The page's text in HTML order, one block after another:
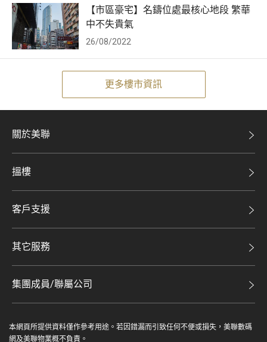
更多樓市資訊
【市區豪宅】名鑄位處最核心地段 繁華
中不失貴氣
26/08/2022
關於美聯
美聯集團
集團動態
人才招募
網站地圖
搵樓
二手盤
買賣流程
客戶支援
自助放盤
豪宅分行
查詢熱線
聯絡我們
其它服務
豪宅資訊
美善會
集團成員/聯屬公司
鋑聯控股*
本網頁所提供資料僅作參考用途。若因錯漏而引致任何不便或損失，美聯數碼
網及美聯物業概不負責。